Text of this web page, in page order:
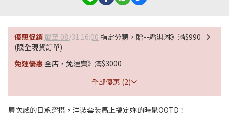
優惠促銷 截至 08/31 16:00 指定分類，贈--霜淇淋》滿$990
(限全現貨訂單)
免運優惠全店，免運費》滿$3000
全部優惠 (2)
層次感的日系穿搭，洋裝套裝馬上搞定妳的時髦OOTD！